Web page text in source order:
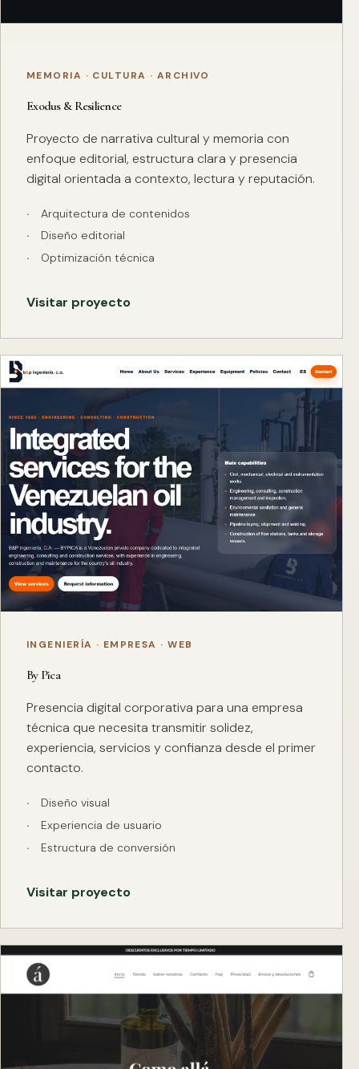
MEMORIA · CULTURA · ARCHIVO
Exodus & Resilience
Proyecto de narrativa cultural y memoria con
enfoque editorial, estructura clara y presencia
digital orientada a contexto, lectura y reputación.
Arquitectura de contenidos
Diseño editorial
Optimización técnica
Visitar proyecto
INGENIERÍA · EMPRESA · WEB
By Pica
Presencia digital corporativa para una empresa
técnica que necesita transmitir solidez,
experiencia, servicios y confianza desde el primer
contacto.
Diseño visual
Experiencia de usuario
Estructura de conversión
Visitar proyecto